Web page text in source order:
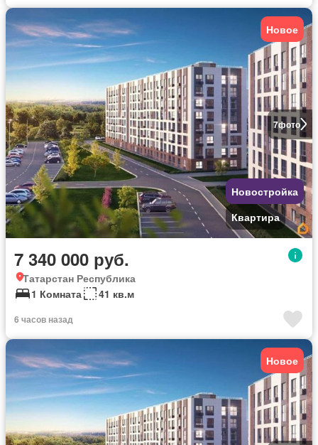
7фото
Новое
Новостройка
Квартира
7 340 000 руб.
Татарстан Республика
1 Комната
41 кв.м
6 часов назад
Новое